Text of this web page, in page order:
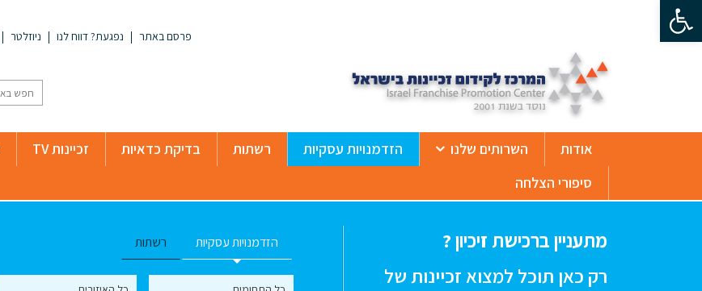
פתח סרגל נגישות
פרסם באתר נפגעת? דווח לנו ניוזלטר
אודות השרותים שלנו הזדמנויות עסקיות רשתות בדיקת כדאיות זכיינות TV
סיפורי הצלחה
מתעניין ברכישת זיכיון ?
רק כאן תוכל למצוא זכיינות של
הזדמנויות עסקיות רשתות